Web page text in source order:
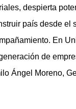
despierta
país desde el
En
de
Ángel Moreno,